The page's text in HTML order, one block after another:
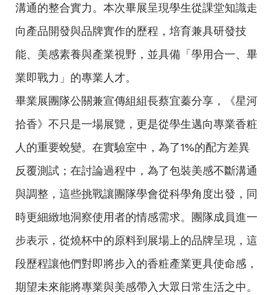
溝通的整合實力。本次畢展呈現學生從課堂知識走
向產品開發與品牌實作的歷程，培育兼具研發技
能、美感素養與產業視野，並具備「學用合一、畢
業即戰力」的專業人才。
畢業展團隊公關兼宣傳組組長蔡宜蓁分享，《星河
拾香》不只是一場展覽，更是從學生邁向專業香粧
人的重要蛻變。在實驗室中，為了1%的配方差異
反覆測試；在討論過程中，為了包裝美感不斷溝通
與調整，這些挑戰讓團隊學會從科學角度出發，同
時更細緻地洞察使用者的情感需求。團隊成員進一
步表示，從燒杯中的原料到展場上的品牌呈現，這
段歷程讓他們對即將步入的香粧產業更具使命感，
期望未來能將專業與美感帶入大眾日常生活之中。